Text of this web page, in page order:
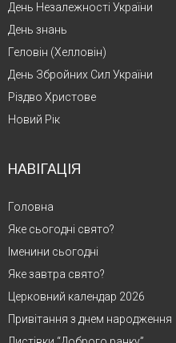
День Незалежності України
День знань
Геловін (Хелловін)
День Збройних Сил України
Різдво Христове
Новий Рік
НАВІГАЦІЯ
Головна
Яке сьогодні свято?
Іменини сьогодні
Яке завтра свято?
Церковний календар 2026
Привітання з днем народження